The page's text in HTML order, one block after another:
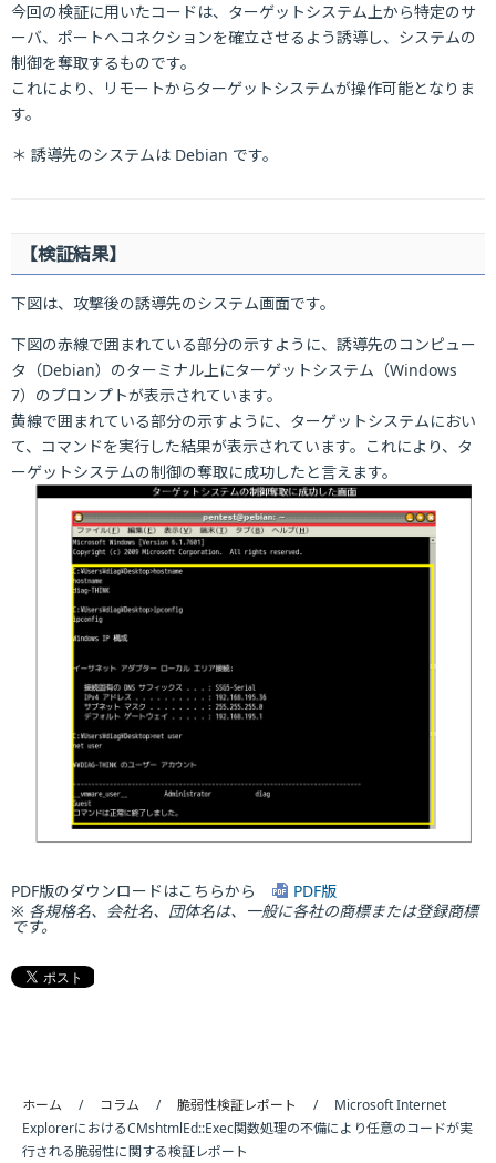
今回の検証に用いたコードは、ターゲットシステム上から特定のサ
ーバ、ポートへコネクションを確立させるよう誘導し、システムの
制御を奪取するものです。
これにより、リモートからターゲットシステムが操作可能となりま
す。
＊ 誘導先のシステムは Debian です。
【検証結果】
下図は、攻撃後の誘導先のシステム画面です。
下図の赤線で囲まれている部分の示すように、誘導先のコンピュー
タ（Debian）のターミナル上にターゲットシステム（Windows
7）のプロンプトが表示されています。
黄線で囲まれている部分の示すように、ターゲットシステムにおい
て、コマンドを実行した結果が表示されています。これにより、タ
ーゲットシステムの制御の奪取に成功したと言えます。
PDF版のダウンロードはこちらから
PDF版
※ 各規格名、会社名、団体名は、一般に各社の商標または登録商標
です。
ホーム コラム 脆弱性検証レポート
Microsoft Internet
ExplorerにおけるCMshtmlEd::Exec関数処理の不備により任意のコードが実
行される脆弱性に関する検証レポート